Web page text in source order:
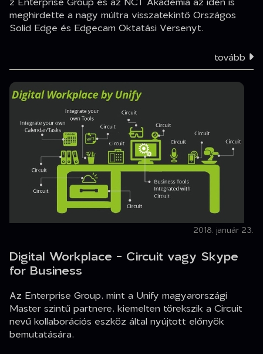
meghirdette a nagy múltra visszatekintő Országos
Solid Edge és Edgecam Oktatási Versenyt.
tovább
2018. január 23.
Digital Workplace - Circuit vagy Skype
for Business
Az Enterprise Group, mint a Unify magyarországi
Master szintű partnere, kiemelten törekszik a Circuit
nevű kollaborációs eszköz által nyújtott előnyök
bemutatására.